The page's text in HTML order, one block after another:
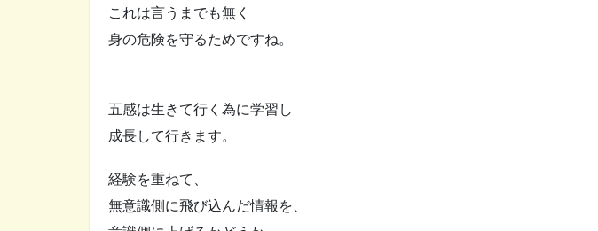
これは言うまでも無く
身の危険を守るためですね。
五感は生きて行く為に学習し
成長して行きます。
経験を重ねて、
無意識側に飛び込んだ情報を、